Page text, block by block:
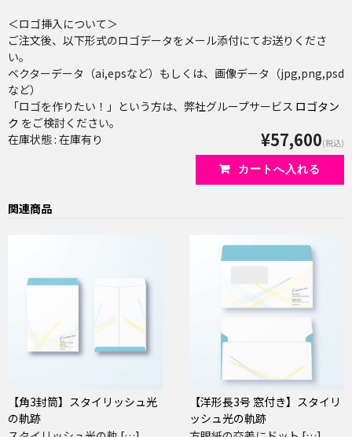
＜ロゴ挿入について＞
ご注文後、以下形式のロゴデータをメール添付にてお送りくださ
い。
ベクターデータ（ai,epsなど）もしくは、画像データ（jpg,png,psd
など）
「ロゴを作りたい！」という方は、弊社グループサービス ロゴタン
ク をご検討ください。
在庫状態 : 在庫有り
¥57,600(税込)
関連商品
【角3封筒】スタイリッシュ光
の軌跡
【洋形長3号 窓付き】スタイリ
ッシュ光の軌跡